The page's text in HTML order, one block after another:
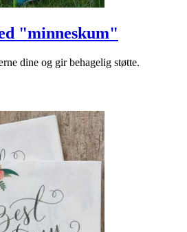
"minneskum"
dine og gir behagelig støtte.